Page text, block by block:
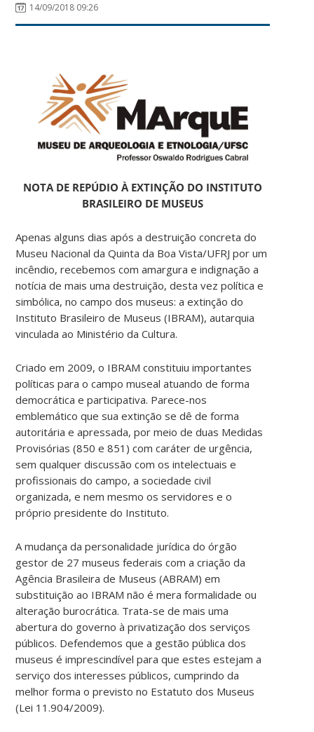
14/09/2018 09:26
NOTA DE REPÚDIO À EXTINÇÃO DO INSTITUTO
BRASILEIRO DE MUSEUS
Apenas alguns dias após a destruição concreta do
Museu Nacional da Quinta da Boa Vista/UFRJ por um
incêndio, recebemos com amargura e indignação a
notícia de mais uma destruição, desta vez política e
simbólica, no campo dos museus: a extinção do
Instituto Brasileiro de Museus (IBRAM), autarquia
vinculada ao Ministério da Cultura.
Criado em 2009, o IBRAM constituiu importantes
políticas para o campo museal atuando de forma
democrática e participativa. Parece-nos
emblemático que sua extinção se dê de forma
autoritária e apressada, por meio de duas Medidas
Provisórias (850 e 851) com caráter de urgência,
sem qualquer discussão com os intelectuais e
profissionais do campo, a sociedade civil
organizada, e nem mesmo os servidores e o
próprio presidente do Instituto.
A mudança da personalidade jurídica do órgão
gestor de 27 museus federais com a criação da
Agência Brasileira de Museus (ABRAM) em
substituição ao IBRAM não é mera formalidade ou
alteração burocrática. Trata-se de mais uma
abertura do governo à privatização dos serviços
públicos. Defendemos que a gestão pública dos
museus é imprescindível para que estes estejam a
serviço dos interesses públicos, cumprindo da
melhor forma o previsto no Estatuto dos Museus
(Lei 11.904/2009).